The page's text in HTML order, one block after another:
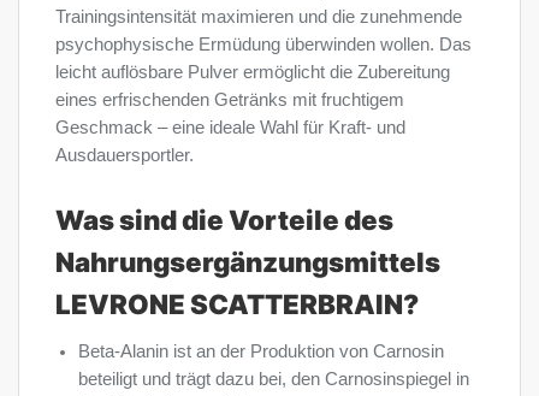
Trainingsintensität maximieren und die zunehmende
psychophysische Ermüdung überwinden wollen. Das
leicht auflösbare Pulver ermöglicht die Zubereitung
eines erfrischenden Getränks mit fruchtigem
Geschmack – eine ideale Wahl für Kraft- und
Ausdauersportler.
Was sind die Vorteile des
Nahrungsergänzungsmittels
LEVRONE SCATTERBRAIN?
Beta-Alanin ist an der Produktion von Carnosin
beteiligt und trägt dazu bei, den Carnosinspiegel in